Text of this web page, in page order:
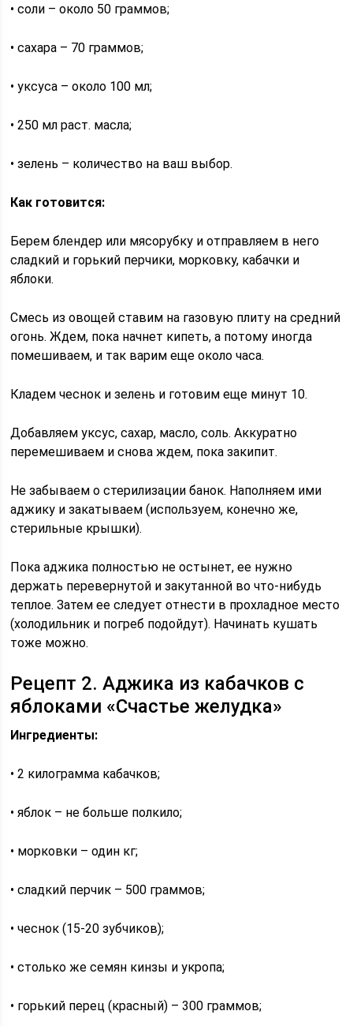
• соли – около 50 граммов;
• сахара – 70 граммов;
• уксуса – около 100 мл;
• 250 мл раст. масла;
• зелень – количество на ваш выбор.
Как готовится:
Берем блендер или мясорубку и отправляем в него
сладкий и горький перчики, морковку, кабачки и
яблоки.
Смесь из овощей ставим на газовую плиту на средний
огонь. Ждем, пока начнет кипеть, а потому иногда
помешиваем, и так варим еще около часа.
Кладем чеснок и зелень и готовим еще минут 10.
Добавляем уксус, сахар, масло, соль. Аккуратно
перемешиваем и снова ждем, пока закипит.
Не забываем о стерилизации банок. Наполняем ими
аджику и закатываем (используем, конечно же,
стерильные крышки).
Пока аджика полностью не остынет, ее нужно
держать перевернутой и закутанной во что-нибудь
теплое. Затем ее следует отнести в прохладное место
(холодильник и погреб подойдут). Начинать кушать
тоже можно.
Рецепт 2. Аджика из кабачков с
яблоками «Счастье желудка»
Ингредиенты:
• 2 килограмма кабачков;
• яблок – не больше полкило;
• морковки – один кг;
• сладкий перчик – 500 граммов;
• чеснок (15-20 зубчиков);
• столько же семян кинзы и укропа;
• горький перец (красный) – 300 граммов;